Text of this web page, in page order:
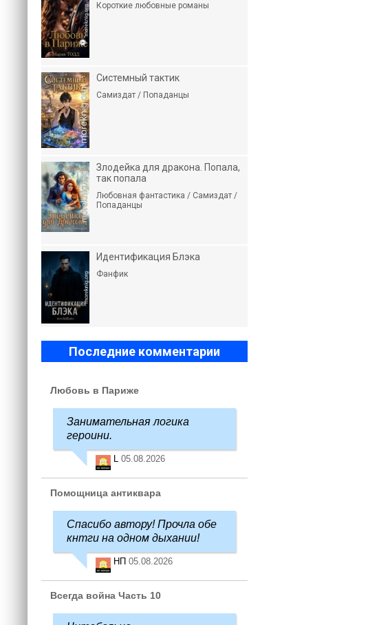
Короткие любовные романы
Системный тактик
Самиздат / Попаданцы
Злодейка для дракона. Попала,
так попала
Любовная фантастика / Самиздат /
Попаданцы
Идентификация Блэка
Фанфик
Последние комментарии
Любовь в Париже
Занимательная логика
героини.
L 05.08.2026
Помощница антиквара
Спасибо автору! Прочла обе
кнтги на одном дыхании!
НП 05.08.2026
Всегда война Часть 10